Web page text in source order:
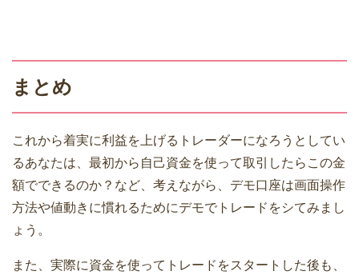
まとめ
これから着実に利益を上げるトレーダーになろうとしてい
るあなたは、最初から自己資金を使って取引したらこの金
額でできるのか？など、考えながら、デモ口座は画面操作
方法や値動きに慣れるためにデモでトレードをシてみまし
ょう。
また、実際に資金を使ってトレードをスタートした後も、